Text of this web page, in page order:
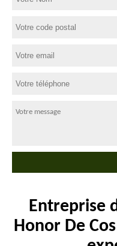
Entreprise
Honor De